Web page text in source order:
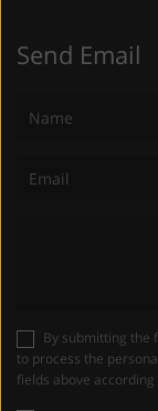
Send Email
to process the
fields above according